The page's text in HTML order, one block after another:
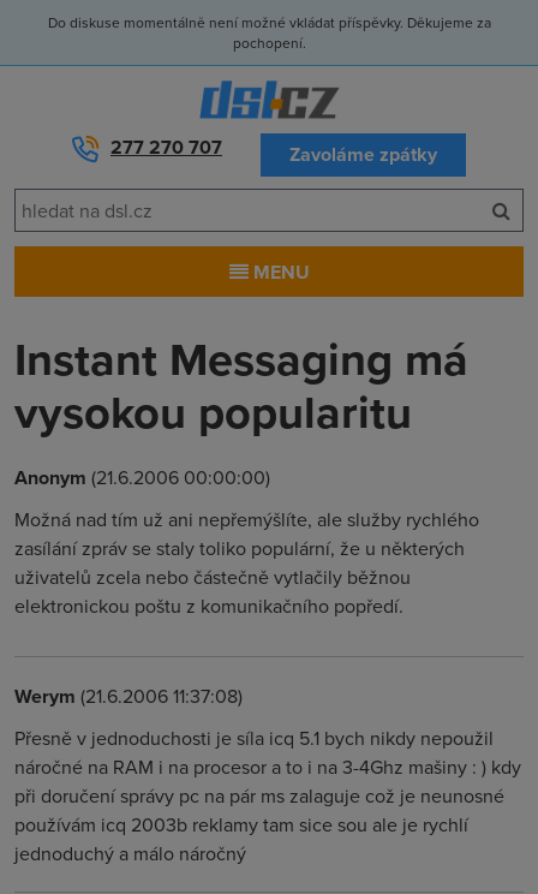
Do diskuse momentálně není možné vkládat příspěvky. Děkujeme za
pochopení.
277 270 707 Zavoláme zpátky
MENU
Instant Messaging má
vysokou popularitu
Anonym (21.6.2006 00:00:00)
Možná nad tím už ani nepřemýšlíte, ale služby rychlého
zasílání zpráv se staly toliko populární, že u některých
uživatelů zcela nebo částečně vytlačily běžnou
elektronickou poštu z komunikačního popředí.
Werym (21.6.2006 11:37:08)
Přesně v jednoduchosti je síla icq 5.1 bych nikdy nepoužil
náročné na RAM i na procesor a to i na 3-4Ghz mašiny : ) kdy
při doručení správy pc na pár ms zalaguje což je neunosné
používám icq 2003b reklamy tam sice sou ale je rychlí
jednoduchý a málo náročný